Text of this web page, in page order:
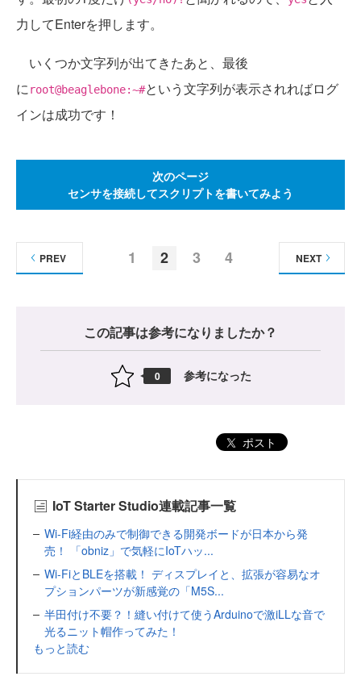
力してEnterを押します。
いくつか文字列が出てきたあと、最後
にroot@beaglebone:~#という文字列が表示されればログ
インは成功です！
次のページ
センサを接続してスクリプトを書いてみよう
1 2 3 4
PREV NEXT
この記事は参考になりましたか？
0 参考になった
ポスト
IoT Starter Studio連載記事一覧
Wi-Fi経由のみで制御できる開発ボードが日本から発
売！ 「obniz」で気軽にIoTハッ...
Wi-FiとBLEを搭載！ ディスプレイと、拡張が容易なオ
プションパーツが新感覚の「M5S...
半田付け不要？！縫い付けて使うArduinoで激iLLな音で
光るニット帽作ってみた！
もっと読む